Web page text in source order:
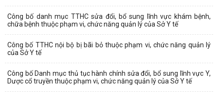
Công bố danh mục TTHC sửa đổi, bổ sung lĩnh vực khám bệnh,
chữa bệnh thuộc phạm vi, chức năng quản lý của Sở Y tế
Công bố TTHC nội bộ bị bãi bỏ thuộc phạm vi, chức năng quản lý
của Sở Y tế
Công bố Danh mục thủ tục hành chính sửa đổi, bổ sung lĩnh vực Y,
Dược cổ truyền thuộc phạm vi, chức năng quản lý của Sở Y tế